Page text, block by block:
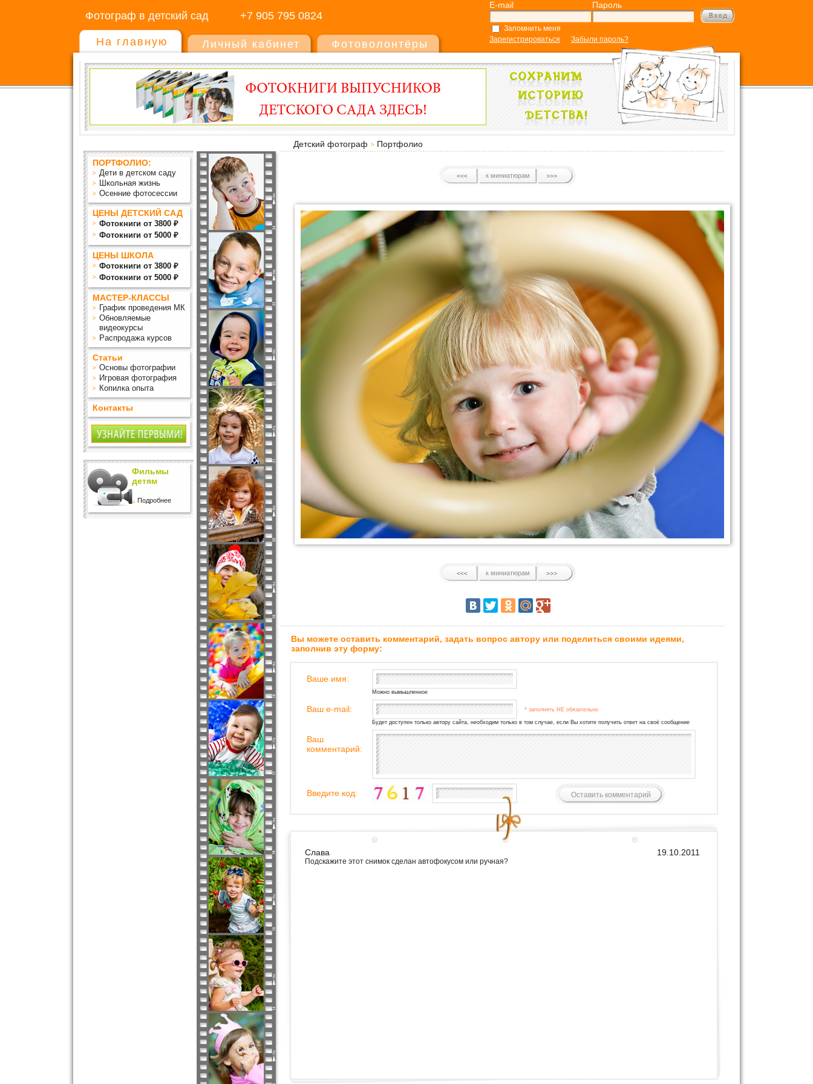
Фотограф в детский сад +7 905 795 0824
E-mail Пароль
Запомнить меня
Зарегистрироваться
Забыли пароль?
На главную Личный кабинет Фотоволонтёры
Детский фотограф
Портфолио
ПОРТФОЛИО:
Дети в детском саду
Школьная жизнь
Осенние фотосессии
ЦЕНЫ ДЕТСКИЙ САД
Фотокниги от 3800 ₽
Фотокниги от 5000 ₽
ЦЕНЫ ШКОЛА
Фотокниги от 3800 ₽
Фотокниги от 5000 ₽
МАСТЕР-КЛАССЫ
График проведения МК
Обновляемые
видеокурсы
Распродажа курсов
Статьи
Основы фотографии
Игровая фотография
Копилка опыта
Контакты
Фильмы
детям
Подробнее
к миниатюрам
к миниатюрам
Вы можете оставить комментарий, задать вопрос автору или поделиться своими идеями,
заполнив эту форму:
Ваше имя:
Можно вымышленное
Ваш e-mail: * заполнять НЕ обязательно
Будет доступен только автору сайта, необходим только в том случае, если Вы хотите получить ответ на своё сообщение
Ваш
комментарий:
Введите код:
19.10.2011
Слава
Подскажите этот снимок сделан автофокусом или ручная?